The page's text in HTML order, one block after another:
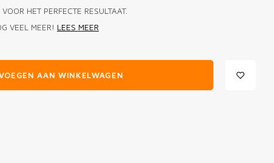
HET PERFECTE RESULTAAT.
VEEL MEER! LEES MEER
AAN WINKELWAGEN